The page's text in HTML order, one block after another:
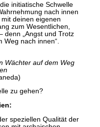
initiatische Schwelle
nach innen
deinen eigenen
zum Wesentlichen,
denn „Angst und Trotz
nach innen“.
Wächter auf dem Weg
zu gehen?
speziellen Qualität der